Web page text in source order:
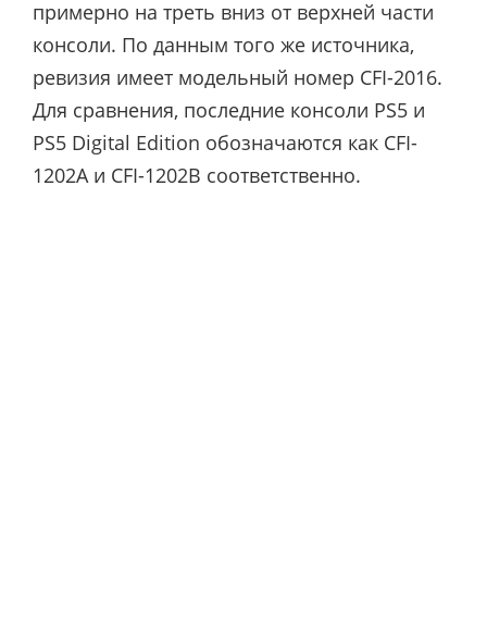
примерно на треть вниз от верхней части
консоли. По данным того же источника,
ревизия имеет модельный номер CFI-2016.
Для сравнения, последние консоли PS5 и
PS5 Digital Edition обозначаются как CFI-
1202A и CFI-1202B соответственно.